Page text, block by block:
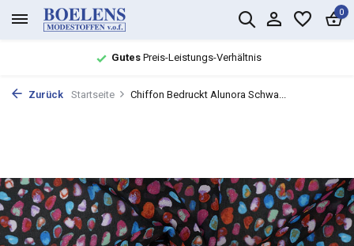
0
GutesPreis-Leistungs-Verhältnis
Zurück Startseite Chiffon Bedruckt Alunora Schwa...